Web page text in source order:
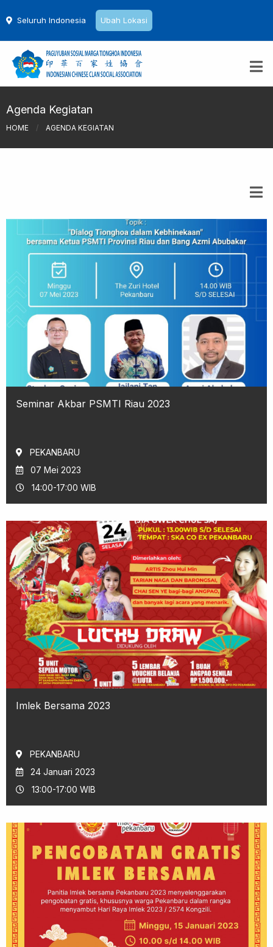
Seluruh Indonesia Ubah Lokasi
Agenda Kegiatan
HOME / AGENDA KEGIATAN
Seminar Akbar PSMTI Riau 2023
PEKANBARU
07 Mei 2023
14:00-17:00 WIB
Imlek Bersama 2023
PEKANBARU
24 Januari 2023
13:00-17:00 WIB